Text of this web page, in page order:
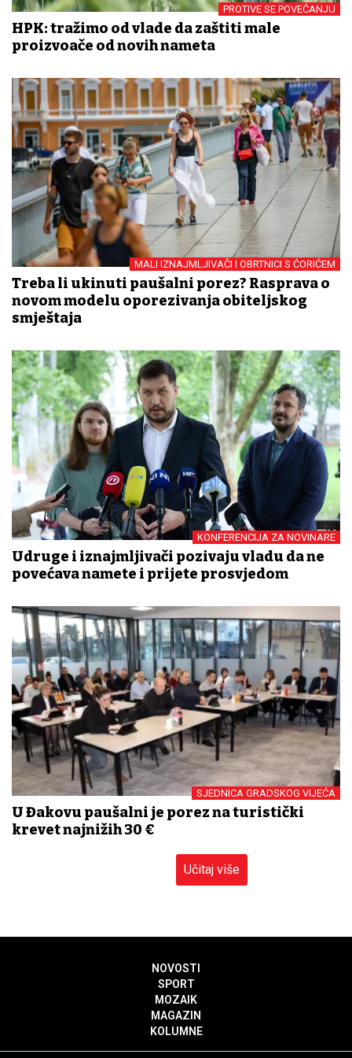
PROTIVE SE POVEĆANJU
HPK: tražimo od vlade da zaštiti male
proizvođače od novih nameta
MALI IZNAJMLJIVAČI I OBRTNICI S ĆORIĆEM
Treba li ukinuti paušalni porez? Rasprava o
novom modelu oporezivanja obiteljskog
smještaja
KONFERENCIJA ZA NOVINARE
Udruge i iznajmljivači pozivaju vladu da ne
povećava namete i prijete prosvjedom
SJEDNICA GRADSKOG VIJEĆA
U Đakovu paušalni je porez na turistički
krevet najnižih 30 €
Učitaj više
NOVOSTI
SPORT
MOZAIK
MAGAZIN
KOLUMNE